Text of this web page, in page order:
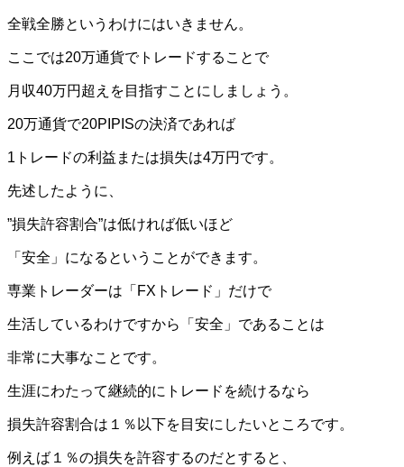
全戦全勝というわけにはいきません。
ここでは20万通貨でトレードすることで
月収40万円超えを目指すことにしましょう。
20万通貨で20PIPISの決済であれば
1トレードの利益または損失は4万円です。
先述したように、
”損失許容割合”は低ければ低いほど
「安全」になるということができます。
専業トレーダーは「FXトレード」だけで
生活しているわけですから「安全」であることは
非常に大事なことです。
生涯にわたって継続的にトレードを続けるなら
損失許容割合は１％以下を目安にしたいところです。
例えば１％の損失を許容するのだとすると、